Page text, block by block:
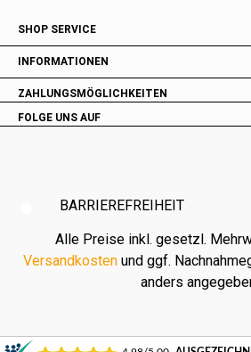
SHOP SERVICE
INFORMATIONEN
ZAHLUNGSMÖGLICHKEITEN
FOLGE UNS AUF
BARRIEREFREIHEIT
Alle Preise inkl. gesetzl.
Versandkostenund ggf.
anders